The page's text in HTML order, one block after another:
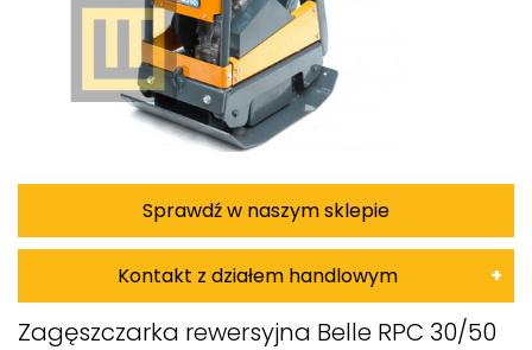
Sprawdź w naszym sklepie
Kontakt z działem handlowym
Damian Korkus
Zagęszczarka rewersyjna Belle RPC 30/50